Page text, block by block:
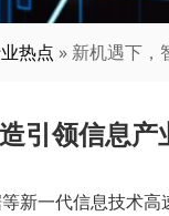
热点 » 新机遇下，
引领信息产
新一代信息技术